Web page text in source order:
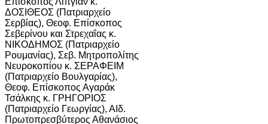
ΔΟΣΙΘΕΟΣ (Πατριαρχείο
Σερβίας), Θεοφ. Επίσκοπος
Σεβερίνου και Στρεχαΐας κ.
ΝΙΚΟΔΗΜΟΣ (Πατριαρχείο
Ρουμανίας), Σεβ. Μητροπολίτης
Νευροκοπίου κ. ΣΕΡΑΦΕΙΜ
(Πατριαρχείο Βουλγαρίας),
Θεοφ. Επίσκοπος Αγαράκ
Τσάλκης κ. ΓΡΗΓΟΡΙΟΣ
(Πατριαρχείο Γεωργίας), ΑΙδ.
Πρωτοπρεσβύτερος Αθανάσιος